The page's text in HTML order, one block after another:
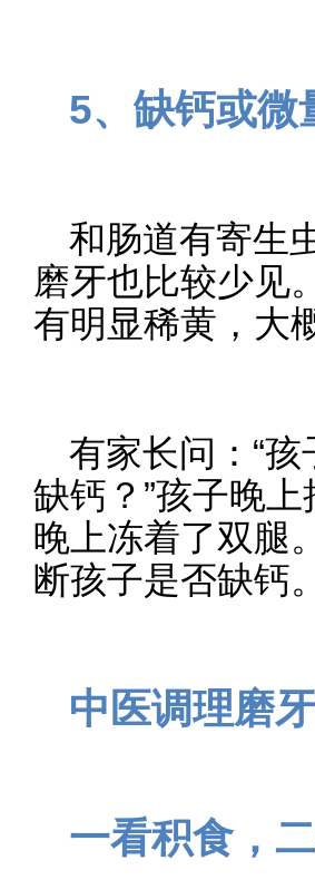
5、缺钙或微
和肠道有寄生
磨牙也比较少见
有明显稀黄，大
有家长问：“
缺钙？”孩子晚
晚上冻着了双腿
断孩子是否缺钙。
中医调理磨牙
一看积食，